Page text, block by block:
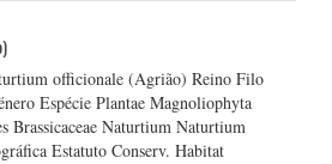
officionale (Agrião) Reino Filo
Espécie Plantae Magnoliophyta
Brassicaceae Naturtium Naturtium
Estatuto Conserv. Habitat